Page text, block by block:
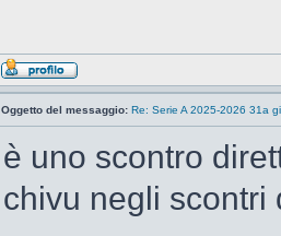
Oggetto del messaggio: Re: Serie A 2025-2026 31a
è uno scontro
chivu negli scontri